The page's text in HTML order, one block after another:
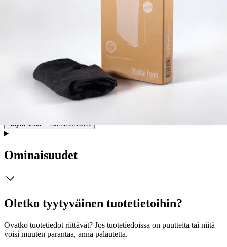
sen käyttöikää. Integroitu Sanitized® * -hygieniatoiminto suojaa
esisuodatinta mikrobien kasvulta. Esisuodatin voidaan pestä
pesukoneen hienopesuohjelmalla 30°C:ssa. Antimikrobinen suoja
taataan vähintään 20 pesulle. Normaalikäytössä suosittelemme
esisuodattimen pesemistä 3 kuukauden välein, kun taas allergikoille
suositellaan pesemistä kerran kuukaudessa.* Sanitized® on
maailman johtava, sveitsiläinen antimikrobisten hygieniasuojauksien
ja materiaalisuojauksien valmistaja.
Näytä lisää tuotekuvausta
Ominaisuudet
Oletko tyytyväinen tuotetietoihin?
Ovatko tuotetiedot riittävät? Jos tuotetiedoissa on puutteita tai niitä
voisi muuten parantaa, anna palautetta.